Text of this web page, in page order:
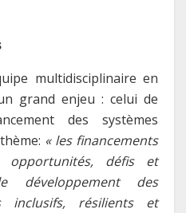
multidisciplinaire en
grand enjeu : celui de
des systèmes
« les financements
défis et
développement des
inclusifs, résilients et